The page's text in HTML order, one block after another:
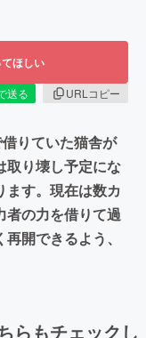
ほしい
送る
URLコピー
りていた猫舎が
取り壊し予定にな
ます。現在は数カ
者の力を借りて過
開できるよう、
らもチェックし